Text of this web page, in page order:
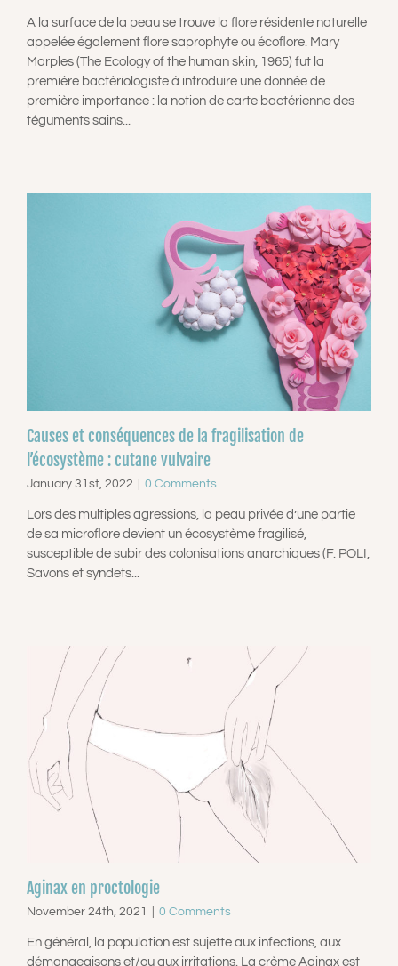
A la surface de la peau se trouve la flore résidente naturelle
appelée également flore saprophyte ou écoflore. Mary
Marples (The Ecology of the human skin, 1965) fut la
première bactériologiste à introduire une donnée de
première importance : la notion de carte bactérienne des
téguments sains...
Causes et conséquences de la fragilisation de
l’écosystème : cutane vulvaire
January 31st, 2022 0 Comments
Lors des multiples agressions, la peau privée d’une partie
de sa microflore devient un écosystème fragilisé,
susceptible de subir des colonisations anarchiques (F. POLI,
Savons et syndets...
Aginax en proctologie
November 24th, 2021 0 Comments
En général, la population est sujette aux infections, aux
démangeaisons et/ou aux irritations. La crème Aginax est